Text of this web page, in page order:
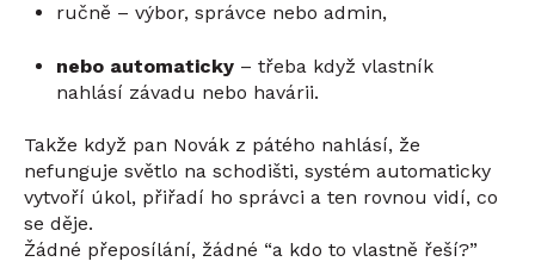
ručně – výbor, správce nebo admin,
nebo automaticky – třeba když vlastník
nahlásí závadu nebo havárii.
Takže když pan Novák z pátého nahlásí, že
nefunguje světlo na schodišti, systém automaticky
vytvoří úkol, přiřadí ho správci a ten rovnou vidí, co
se děje.
Žádné přeposílání, žádné “a kdo to vlastně řeší?”